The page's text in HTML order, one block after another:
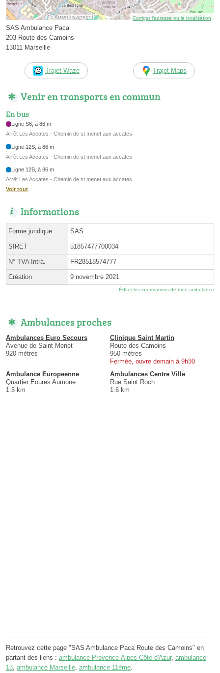
Corriger l’adresse ou la localisation
SAS Ambulance Paca
203 Route des Camoins
13011 Marseille
Trajet Waze Trajet Maps
Venir en transports en commun
En bus
Ligne S6, à 86 m
Arrêt Les Accates - Chemin de st menet aux accates
Ligne 12S, à 86 m
Arrêt Les Accates - Chemin de st menet aux accates
Ligne 12B, à 86 m
Arrêt Les Accates - Chemin de st menet aux accates
Voir tout
Informations
Forme juridique SAS
SIRET 51857477700034
N° TVA Intra. FR28518574777
Création 9 novembre 2021
Éditer les informations de mon ambulance
Ambulances proches
Ambulances Euro Secours
Avenue de Saint Menet
920 mètres
Clinique Saint Martin
Route des Camoins
950 mètres
Fermée, ouvre demain à 9h30
Ambulance Europeenne
Quartier Eoures Aumone
1.5 km
Ambulances Centre Ville
Rue Saint Roch
1.6 km
Retrouvez cette page "SAS Ambulance Paca Route des Camoins" en
partant des liens : ambulance Provence-Alpes-Côte d'Azur, ambulance
13, ambulance Marseille, ambulance 11ème.